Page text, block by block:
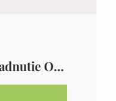
Pozvánka na 35. zasadnutie OZ v Zámutove